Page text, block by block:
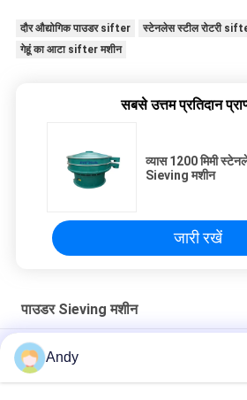
दौर औद्योगिक पाउडर sifter
स्टेनलेस स्टील रोटरी
गेहूं का आटा sifter मशीन
सबसे उत्तम प्रतिदान
व्यास 1200 मिमी
Sieving मशीन
जारी रखें
पाउडर Sieving मशीन
नायलॉन स्क्रीन के साथ उच्च आवृत्ति पाउडर सिलाई
1-5 परतों के साथ उच्च क्षमता पाउडर पृथक्करण
Andy